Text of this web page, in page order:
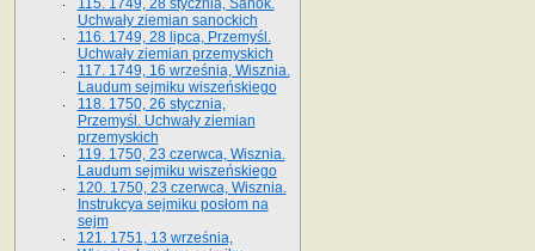
115. 1749, 28 stycznia, Sanok.
Uchwały ziemian sanockich
116. 1749, 28 lipca, Przemyśl.
Uchwały ziemian przemyskich
117. 1749, 16 września, Wisznia.
Laudum sejmiku wiszeńskiego
118. 1750, 26 stycznia,
Przemyśl. Uchwały ziemian
przemyskich
119. 1750, 23 czerwca, Wisznia.
Laudum sejmiku wiszeńskiego
120. 1750, 23 czerwca, Wisznia.
Instrukcya sejmiku posłom na
sejm
121. 1751, 13 września,